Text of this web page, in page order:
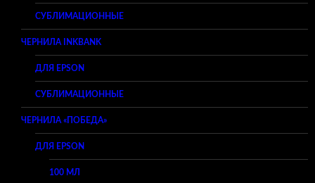
СУБЛИМАЦИОННЫЕ
ЧЕРНИЛА INKBANK
ДЛЯ EPSON
СУБЛИМАЦИОННЫЕ
ЧЕРНИЛА «ПОБЕДА»
ДЛЯ EPSON
100 МЛ